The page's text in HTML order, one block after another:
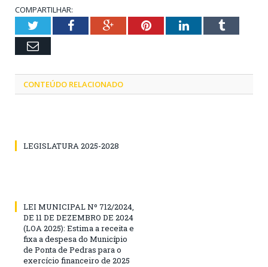
COMPARTILHAR:
TwitterFacebookGoogle+PinterestLinkedInTumblr
Email
CONTEÚDO RELACIONADO
LEGISLATURA 2025-2028
LEI MUNICIPAL Nº 712/2024,
DE 11 DE DEZEMBRO DE 2024
(LOA 2025): Estima a receita e
fixa a despesa do Município
de Ponta de Pedras para o
exercício financeiro de 2025